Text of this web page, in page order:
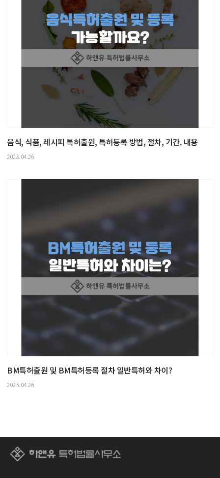
음식, 식품, 레시피 특허출원, 특허등록 방법, 절차, 기간. 내용
2023.04.26
BM특허출원 및 BM특허등록 절차 일반특허와 차이?
2023.04.26